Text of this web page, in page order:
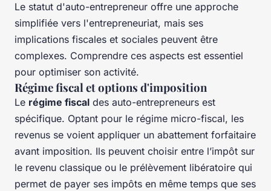
Le statut d'auto-entrepreneur offre une approche
simplifiée vers l'entrepreneuriat, mais ses
implications fiscales et sociales peuvent être
complexes. Comprendre ces aspects est essentiel
pour optimiser son activité.
Régime fiscal et options d'imposition
Le régime fiscal des auto-entrepreneurs est
spécifique. Optant pour le régime micro-fiscal, les
revenus se voient appliquer un abattement forfaitaire
avant imposition. Ils peuvent choisir entre l’impôt sur
le revenu classique ou le prélèvement libératoire qui
permet de payer ses impôts en même temps que ses